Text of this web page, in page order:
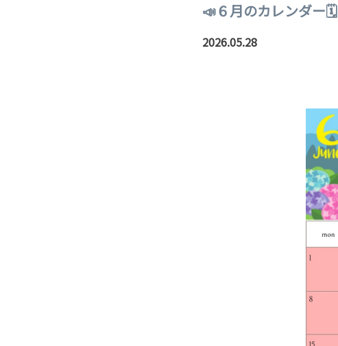
📣６月のカレンダー🗓
2026.05.28